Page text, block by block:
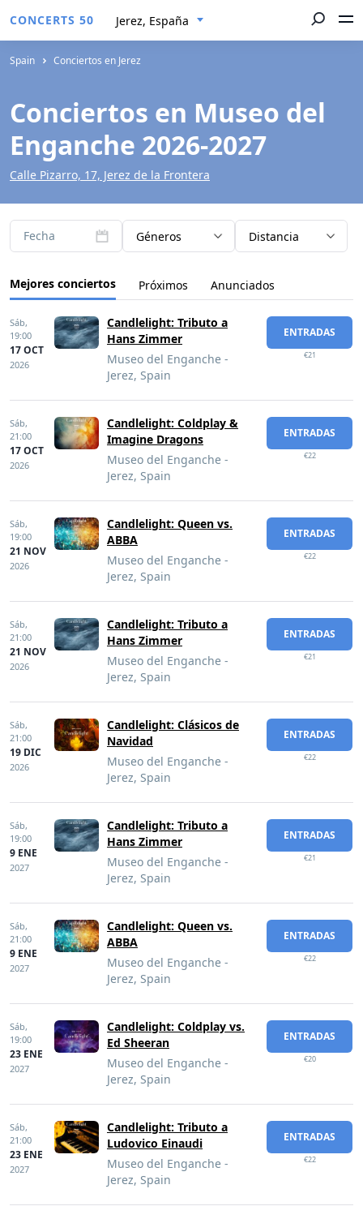
CONCERTS 50 Jerez, España
Spain Conciertos en Jerez
Conciertos en Museo del
Enganche 2026-2027
Calle Pizarro, 17, Jerez de la Frontera
Fecha Géneros Distancia
Mejores conciertos Próximos Anunciados
Sáb,
19:00
17 OCT
2026
Candlelight: Tributo a
Hans Zimmer
Museo del Enganche -
Jerez, Spain
ENTRADAS
€21
Sáb,
21:00
17 OCT
2026
Candlelight: Coldplay &
Imagine Dragons
Museo del Enganche -
Jerez, Spain
ENTRADAS
€22
Sáb,
19:00
21 NOV
2026
Candlelight: Queen vs.
ABBA
Museo del Enganche -
Jerez, Spain
ENTRADAS
€22
Sáb,
21:00
21 NOV
2026
Candlelight: Tributo a
Hans Zimmer
Museo del Enganche -
Jerez, Spain
ENTRADAS
€21
Sáb,
21:00
19 DIC
2026
Candlelight: Clásicos de
Navidad
Museo del Enganche -
Jerez, Spain
ENTRADAS
€22
Sáb,
19:00
9 ENE
2027
Candlelight: Tributo a
Hans Zimmer
Museo del Enganche -
Jerez, Spain
ENTRADAS
€21
Sáb,
21:00
9 ENE
2027
Candlelight: Queen vs.
ABBA
Museo del Enganche -
Jerez, Spain
ENTRADAS
€22
Sáb,
19:00
23 ENE
2027
Candlelight: Coldplay vs.
Ed Sheeran
Museo del Enganche -
Jerez, Spain
ENTRADAS
€20
Sáb,
21:00
23 ENE
2027
Candlelight: Tributo a
Ludovico Einaudi
Museo del Enganche -
Jerez, Spain
ENTRADAS
€22